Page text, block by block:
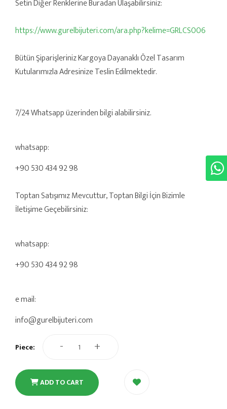
Setin Diğer Renklerine Buradan Ulaşabilirsiniz:
https://www.gurelbijuteri.com/ara.php?kelime=GRLCS006
Bütün Şiparişleriniz Kargoya Dayanaklı Özel Tasarım
Kutularımızla Adresinize Teslin Edilmektedir.
7/24 Whatsapp üzerinden bilgi alabilirsiniz.
whatsapp:
+90 530 434 92 98
Toptan Satışımız Mevcuttur, Toptan Bilgi İçin Bizimle
İletişime Geçebilirsiniz:
whatsapp:
+90 530 434 92 98
e mail:
info@gurelbijuteri.com
Piece: - +
ADD TO CART